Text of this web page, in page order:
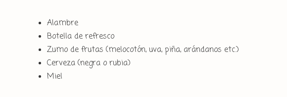
Alambre
Botella de refresco
Zumo de frutas (melocotón, uva, piña, arándanos etc.)
Cerveza (negra o rubia)
Miel